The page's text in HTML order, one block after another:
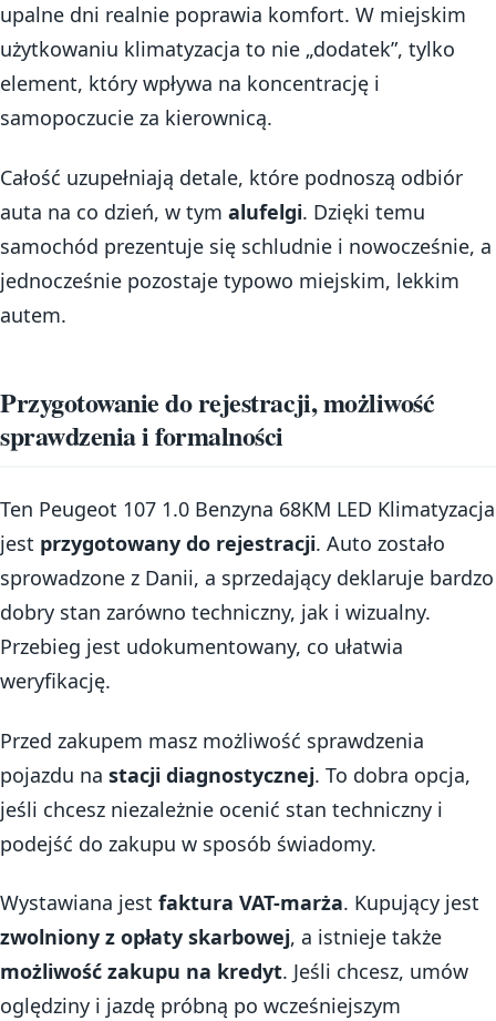
upalne dni realnie poprawia komfort. W miejskim
użytkowaniu klimatyzacja to nie „dodatek”, tylko
element, który wpływa na koncentrację i
samopoczucie za kierownicą.
Całość uzupełniają detale, które podnoszą odbiór
auta na co dzień, w tym alufelgi. Dzięki temu
samochód prezentuje się schludnie i nowocześnie, a
jednocześnie pozostaje typowo miejskim, lekkim
autem.
Przygotowanie do rejestracji, możliwość
sprawdzenia i formalności
Ten Peugeot 107 1.0 Benzyna 68KM LED Klimatyzacja
jest przygotowany do rejestracji. Auto zostało
sprowadzone z Danii, a sprzedający deklaruje bardzo
dobry stan zarówno techniczny, jak i wizualny.
Przebieg jest udokumentowany, co ułatwia
weryfikację.
Przed zakupem masz możliwość sprawdzenia
pojazdu na stacji diagnostycznej. To dobra opcja,
jeśli chcesz niezależnie ocenić stan techniczny i
podejść do zakupu w sposób świadomy.
Wystawiana jest faktura VAT-marża. Kupujący jest
zwolniony z opłaty skarbowej, a istnieje także
możliwość zakupu na kredyt. Jeśli chcesz, umów
oględziny i jazdę próbną po wcześniejszym